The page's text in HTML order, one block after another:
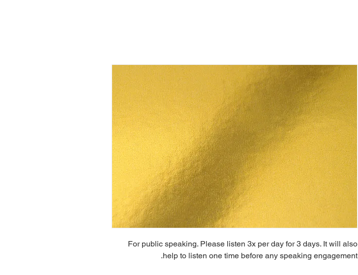
For public speaking. Please listen 3x per day for 3 days. It will also
help to listen one time before any speaking engagement.